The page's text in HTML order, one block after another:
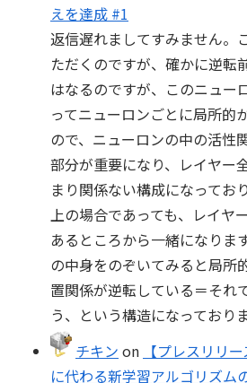
えを達成 #1
返信遅れましてすみません。
ただくのですが、確かに逆転
はなるのですが、このニュー
ってニューロンごとに局所的
ので、ニューロンの中の活性
部分が重要になり、レイヤー
まり関係ない構成になってお
上の場合であっても、レイヤ
あるところから一緒になりま
の中身をのぞいてみると局所
置関係が逆転している＝それ
う、という構造になっておりま
チキン on 【プレスリリ
に代わる新学習アルゴリズム